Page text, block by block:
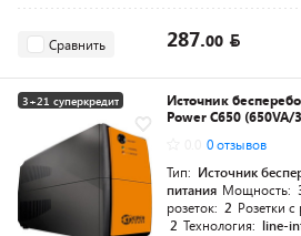
Сравнить 287.00
3+21 суперкредит
Разумная цена
Источник
Power C650 (650VA/
0 отзывов
Тип: Источник
питания Мощность:
розеток: 2 Розетки
2 Технология: line-